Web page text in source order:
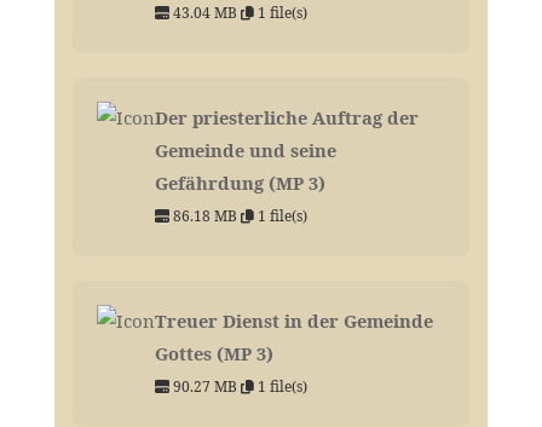
43.04 MB 1 file(s)
Der priesterliche Auftrag der
Gemeinde und seine
Gefährdung (MP 3)
86.18 MB 1 file(s)
Treuer Dienst in der Gemeinde
Gottes (MP 3)
90.27 MB 1 file(s)